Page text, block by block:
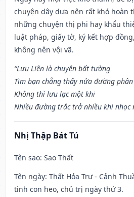
chuyện dây dưa nên rất khó hoàn
những chuyện thị phi hay khẩu
luật pháp, giấy tờ, ký kết hợp
không nên vội vã.
“Lưu Liên là chuyện bất tường
Tìm bạn chẳng thấy nửa đường
Không thì lưu lạc một khi
Nhiều đường trắc trở nhiều khi nhọc
Nhị Thập Bát Tú
Tên sao: Sao Thất
Tên ngày: Thất Hỏa Trư - Cảnh
tinh con heo, chủ trị ngày thứ 3.